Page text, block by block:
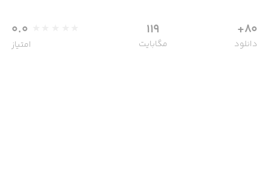
80+
دانلود
119
مگابایت
0.0
امتیاز